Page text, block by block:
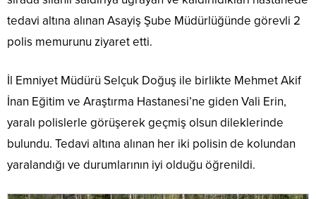
tedavi altına alınan Asayiş Şube Müdürlüğünde görevli 2
polis memurunu ziyaret etti.
İl Emniyet Müdürü Selçuk Doğuş ile birlikte Mehmet Akif
İnan Eğitim ve Araştırma Hastanesi’ne giden Vali Erin,
yaralı polislerle görüşerek geçmiş olsun dileklerinde
bulundu. Tedavi altına alınan her iki polisin de kolundan
yaralandığı ve durumlarının iyi olduğu öğrenildi.